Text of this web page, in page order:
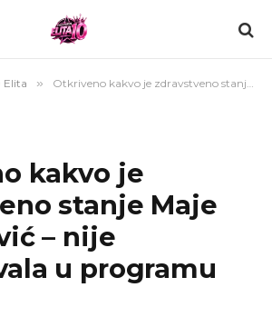
Elita » Otkriveno kakvo je zdravstveno stanje Maje Marinković – nije učestvovala u programu Elite
kakvo je
stanje Maje
– nije
u programu